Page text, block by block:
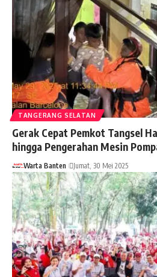
TANGERANG SELATAN
Gerak Cepat Pemkot Tangsel
hingga Pengerahan Mesin
Warta Banten Jumat, 30 Mei 2025